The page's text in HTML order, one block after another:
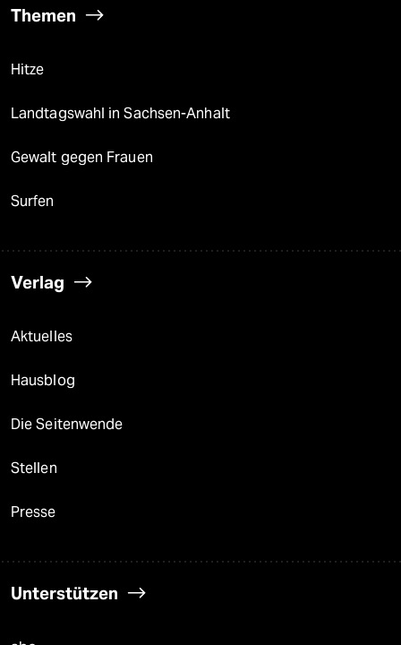
Themen
Hitze
Landtagswahl in Sachsen-Anhalt
Gewalt gegen Frauen
Surfen
Verlag
Aktuelles
Hausblog
Die Seitenwende
Stellen
Presse
Unterstützen